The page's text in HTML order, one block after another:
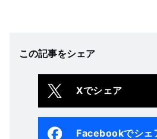
この記事をシェア
Xでシェア
Facebookでシェ